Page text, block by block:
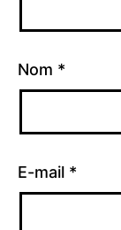
Nom *
E-mail *